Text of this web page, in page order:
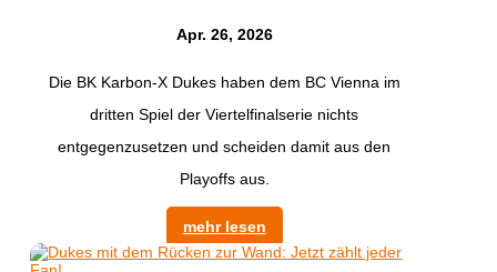
Apr. 26, 2026
Die BK Karbon-X Dukes haben dem BC Vienna im
dritten Spiel der Viertelfinalserie nichts
entgegenzusetzen und scheiden damit aus den
Playoffs aus.
mehr lesen